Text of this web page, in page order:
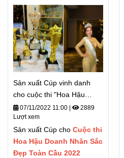
Sản xuất Cúp vinh danh
cho cuộc thi "Hoa Hậu
Doanh Nhân"
07/11/2022 11:00
2889
Lượt xem
Sản xuất Cúp cho Cuộc thi
Hoa Hậu Doanh Nhân Sắc
Đẹp Toàn Cầu 2022